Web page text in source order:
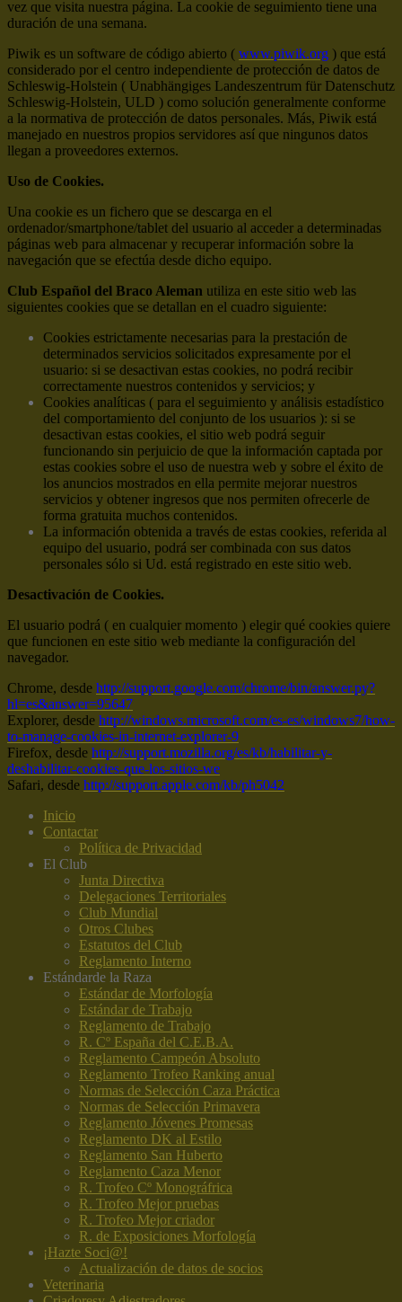
vez que visita nuestra página. La cookie de seguimiento tiene una
duración de una semana.
Piwik es un software de código abierto ( www.piwik.org ) que está
considerado por el centro independiente de protección de datos de
Schleswig-Holstein ( Unabhängiges Landeszentrum für Datenschutz
Schleswig-Holstein, ULD ) como solución generalmente conforme
a la normativa de protección de datos personales. Más, Piwik está
manejado en nuestros propios servidores así que ningunos datos
llegan a proveedores externos.
Uso de Cookies.
Una cookie es un fichero que se descarga en el
ordenador/smartphone/tablet del usuario al acceder a determinadas
páginas web para almacenar y recuperar información sobre la
navegación que se efectúa desde dicho equipo.
Club Español del Braco Aleman utiliza en este sitio web las
siguientes cookies que se detallan en el cuadro siguiente:
Cookies estrictamente necesarias para la prestación de
determinados servicios solicitados expresamente por el
usuario: si se desactivan estas cookies, no podrá recibir
correctamente nuestros contenidos y servicios; y
Cookies analíticas ( para el seguimiento y análisis estadístico
del comportamiento del conjunto de los usuarios ): si se
desactivan estas cookies, el sitio web podrá seguir
funcionando sin perjuicio de que la información captada por
estas cookies sobre el uso de nuestra web y sobre el éxito de
los anuncios mostrados en ella permite mejorar nuestros
servicios y obtener ingresos que nos permiten ofrecerle de
forma gratuita muchos contenidos.
La información obtenida a través de estas cookies, referida al
equipo del usuario, podrá ser combinada con sus datos
personales sólo si Ud. está registrado en este sitio web.
Desactivación de Cookies.
El usuario podrá ( en cualquier momento ) elegir qué cookies quiere
que funcionen en este sitio web mediante la configuración del
navegador.
Chrome, desde http://support.google.com/chrome/bin/answer.py?
hl=es&answer=95647
Explorer, desde http://windows.microsoft.com/es-es/windows7/how-
to-manage-cookies-in-internet-explorer-9
Firefox, desde http://support.mozilla.org/es/kb/habilitar-y-
deshabilitar-cookies-que-los-sitios-we
Safari, desde http://support.apple.com/kb/ph5042
Inicio
Contactar
Política de Privacidad
El Club
Junta Directiva
Delegaciones Territoriales
Club Mundial
Otros Clubes
Estatutos del Club
Reglamento Interno
Estándarde la Raza
Estándar de Morfología
Estándar de Trabajo
Reglamento de Trabajo
R. Cº España del C.E.B.A.
Reglamento Campeón Absoluto
Reglamento Trofeo Ranking anual
Normas de Selección Caza Práctica
Normas de Selección Primavera
Reglamento Jóvenes Promesas
Reglamento DK al Estilo
Reglamento San Huberto
Reglamento Caza Menor
R. Trofeo Cº Monográfrica
R. Trofeo Mejor pruebas
R. Trofeo Mejor criador
R. de Exposiciones Morfología
¡Hazte Soci@!
Actualización de datos de socios
Veterinaria